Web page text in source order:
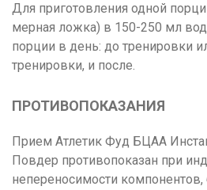
Для приготовления одной
мерная ложка) в 150-250 мл
порции в день: до тренировки
тренировки, и после.
ПРОТИВОПОКАЗАНИЯ
Прием Атлетик Фуд БЦАА
Повдер противопоказан при
непереносимости